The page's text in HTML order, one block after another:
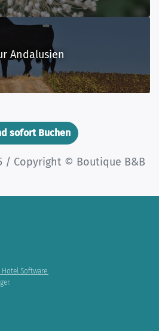
Andalusien
sofort Buchen
/ Copyright © Boutique B&B
Hotel Software.